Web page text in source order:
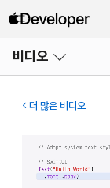
비디오
열기
더 많은 비디오